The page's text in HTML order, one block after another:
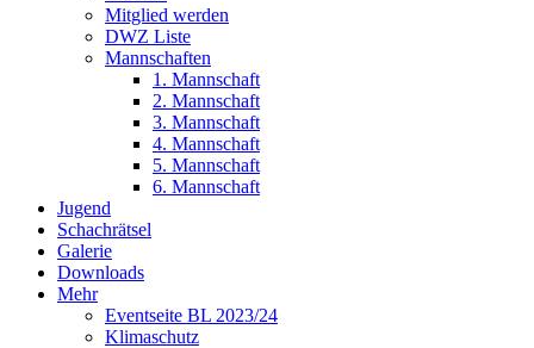
Mitglied werden
DWZ Liste
Mannschaften
1. Mannschaft
2. Mannschaft
3. Mannschaft
4. Mannschaft
5. Mannschaft
6. Mannschaft
Jugend
Schachrätsel
Galerie
Downloads
Mehr
Eventseite BL 2023/24
Klimaschutz